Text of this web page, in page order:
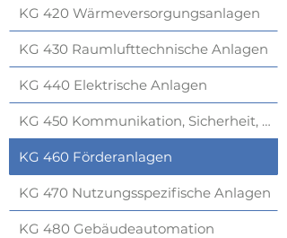
KG 420 Wärmeversorgungsanlagen
KG 430 Raumlufttechnische Anlagen
KG 440 Elektrische Anlagen
KG 450 Kommunikation, Sicherheit, Information
KG 460 Förderanlagen
KG 470 Nutzungsspezifische Anlagen
KG 480 Gebäudeautomation